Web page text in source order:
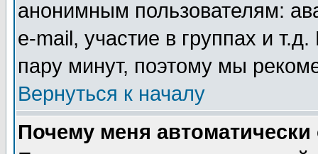
анонимным пользователям:
e-mail, участие в группах и
пару минут, поэтому мы
Вернуться к началу
Почему меня автоматически